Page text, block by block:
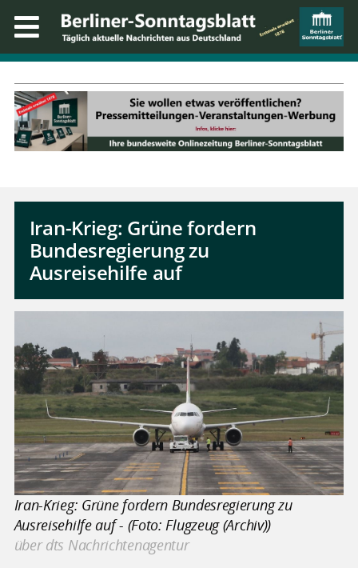
Iran-Krieg: Grüne fordern
Bundesregierung zu
Ausreisehilfe auf
Iran-Krieg: Grüne fordern Bundesregierung zu
Ausreisehilfe auf - (Foto: Flugzeug (Archiv))
über dts Nachrichtenagentur